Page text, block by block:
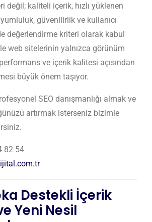
değil; kaliteli içerik, hızlı yüklenen
güvenilirlik ve kullanıcı
değerlendirme kriteri olarak kabul
web sitelerinin yalnızca görünüm
ve içerik kalitesi açısından
büyük önem taşıyor.
SEO danışmanlığı almak ve
artırmak isterseniz bizimle
82 54
Destekli İçerik
Yeni Nesil